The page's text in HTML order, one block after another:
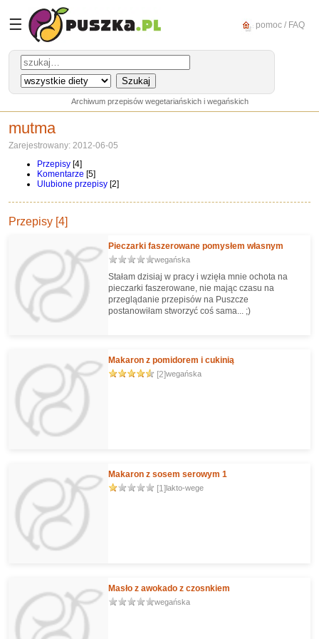
☰ pomoc / FAQ
Archiwum przepisów wegetariańskich i wegańskich
mutma
Zarejestrowany: 2012-06-05
Przepisy [4]
Komentarze [5]
Ulubione przepisy [2]
Przepisy [4]
Pieczarki faszerowane pomysłem własnym
wegańska
Stałam dzisiaj w pracy i wzięła mnie ochota na
pieczarki faszerowane, nie mając czasu na
przeglądanie przepisów na Puszcze
postanowiłam stworzyć coś sama... ;)
Makaron z pomidorem i cukinią
[2]wegańska
Makaron z sosem serowym 1
[1]lakto-wege
Masło z awokado z czosnkiem
wegańska